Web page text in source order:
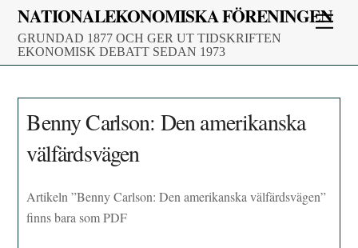
Skip
content
NATIONALEKONOMISKA FÖRENINGEN
GRUNDAD 1877 OCH GER UT TIDSKRIFTEN
EKONOMISK DEBATT SEDAN 1973
Benny Carlson: Den amerikanska
välfärdsvägen
Artikeln ”Benny Carlson: Den amerikanska välfärdsvägen”
finns bara som PDF